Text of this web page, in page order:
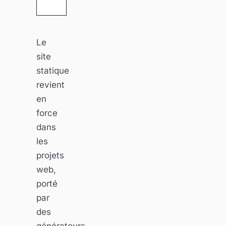
Le
site
statique
revient
en
force
dans
les
projets
web,
porté
par
des